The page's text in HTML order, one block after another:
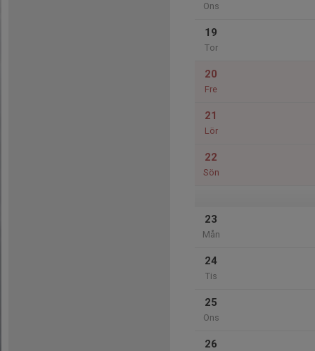
Ons
19
Tor
20
Fre
21
Lör
22
Sön
23
Mån
24
Tis
25
Ons
26